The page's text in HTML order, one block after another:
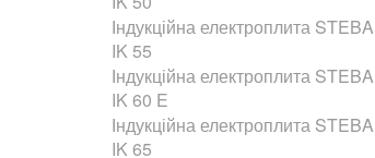
Індукційна електроплита STEBA
IK 55
Індукційна електроплита STEBA
IK 60 E
Індукційна електроплита STEBA
IK 65